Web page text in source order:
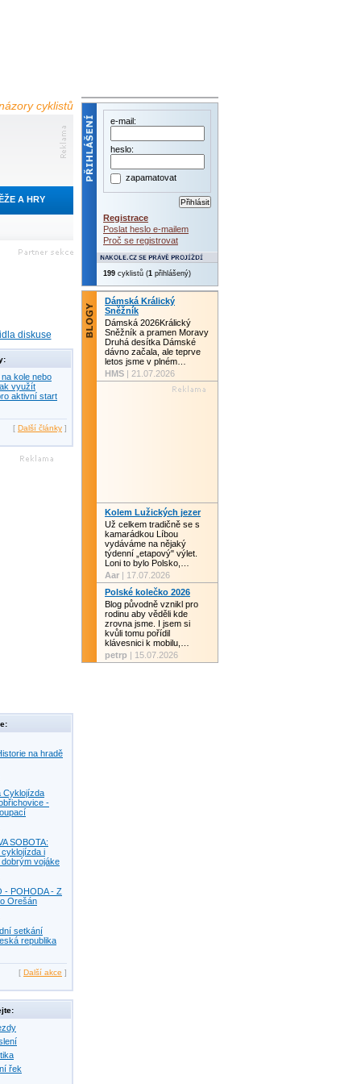
cyklistů
A HRY
diskuse
kole nebo
využít
aktivní start
[ Další články ]
na hradě
Cyklojízda
-
SOBOTA:
i
vojáke
- POHODA - Z
Orešán
setkání
republika
[ Další akce ]
řek
e-mail:
heslo:
zapamatovat
Registrace
Poslat heslo e-mailem
Proč se registrovat
199 cyklistů (1 přihlášený)
Dámská Králický
Sněžník
Dámská 2026Králický
Sněžník a pramen Moravy
Druhá desítka Dámské
dávno začala, ale teprve
letos jsme v plném…
HMS | 21.07.2026
Kolem Lužických jezer
Už celkem tradičně se s
kamarádkou Líbou
vydáváme na nějaký
týdenní „etapový" výlet.
Loni to bylo Polsko,…
Aar | 17.07.2026
Polské kolečko 2026
Blog původně vznikl pro
rodinu aby věděli kde
zrovna jsme. I jsem si
kvůli tomu pořídil
klávesnici k mobilu,…
petrp | 15.07.2026